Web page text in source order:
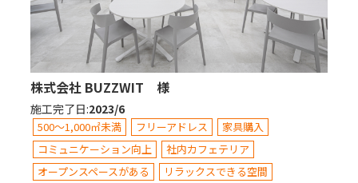
株式会社 BUZZWIT 様
施工完了日:2023/6
500～1,000㎡未満 フリーアドレス
家具購入
コミュニケーション向上
社内カフェテリア
オープンスペースがある
リラックスできる空間